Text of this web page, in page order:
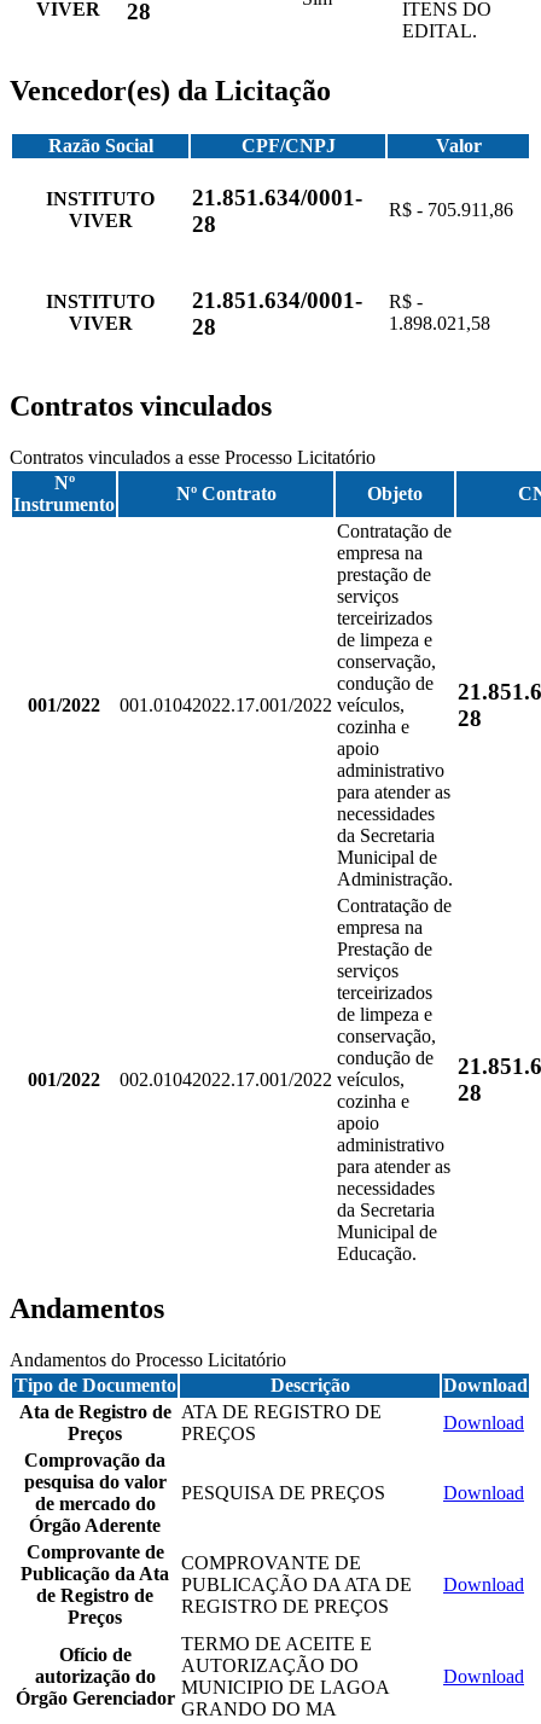
VIVER 28
ITENS DO
EDITAL.
Vencedor(es) da Licitação
Razão Social CPF/CNPJ Valor
INSTITUTO
VIVER
21.851.634/0001-
28
R$ - 705.911,86
INSTITUTO
VIVER
21.851.634/0001-
28
R$ -
1.898.021,58
Contratos vinculados
Contratos vinculados a esse Processo Licitatório
Nº
Instrumento
Nº Contrato Objeto
001/2022 001.01042022.17.001/2022
Contratação de
empresa na
prestação de
serviços
terceirizados
de limpeza e
conservação,
condução de
veículos,
cozinha e
apoio
administrativo
para atender as
necessidades
da Secretaria
Municipal de
Administração.
28
001/2022 002.01042022.17.001/2022
Contratação de
empresa na
Prestação de
serviços
terceirizados
de limpeza e
conservação,
condução de
veículos,
cozinha e
apoio
administrativo
para atender as
necessidades
da Secretaria
Municipal de
Educação.
28
Andamentos
Andamentos do Processo Licitatório
Tipo de Documento
Descrição
Download
Ata de Registro de
Preços
ATA DE REGISTRO DE
PREÇOS
Download
Comprovação da
pesquisa do valor
de mercado do
Órgão Aderente
PESQUISA DE PREÇOS Download
Comprovante de
Publicação da Ata
de Registro de
Preços
COMPROVANTE DE
PUBLICAÇÃO DA ATA DE
REGISTRO DE PREÇOS
Download
Ofício de
autorização do
Órgão Gerenciador
TERMO DE ACEITE E
AUTORIZAÇÃO DO
MUNICIPIO DE LAGOA
GRANDO DO MA
Download